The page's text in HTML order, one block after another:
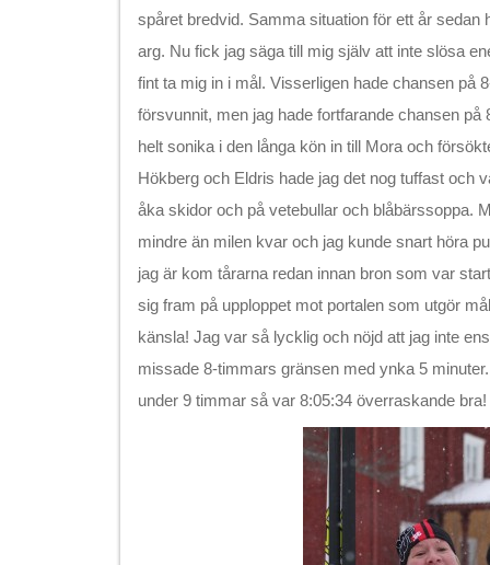
spåret bredvid. Samma situation för ett år sedan
arg. Nu fick jag säga till mig själv att inte slösa
fint ta mig in i mål. Visserligen hade chansen på
försvunnit, men jag hade fortfarande chansen på
helt sonika i den långa kön in till Mora och
Hökberg och Eldris hade jag det nog tuffast och
åka skidor och på vetebullar och blåbärssoppa.
mindre än milen kvar och jag kunde snart höra
jag är kom tårarna redan innan bron som var
sig fram på upploppet mot portalen som utgör
känsla! Jag var så lycklig och nöjd att jag inte
missade 8-timmars gränsen med ynka 5
under 9 timmar så var 8:05:34 överraskande bra!